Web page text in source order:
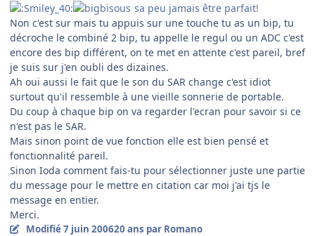
sa peu jamais être parfait!
Non c'est sur mais tu appuis sur une touche tu as un bip, tu
décroche le combiné 2 bip, tu appelle le regul ou un ADC c'est
encore des bip différent, on te met en attente c'est pareil, bref
je suis sur j'en oubli des dizaines.
Ah oui aussi le fait que le son du SAR change c'est idiot
surtout qu'il ressemble à une vieille sonnerie de portable.
Du coup à chaque bip on va regarder l'ecran pour savoir si ce
n'est pas le SAR.
Mais sinon point de vue fonction elle est bien pensé et
fonctionnalité pareil.
Sinon Ioda comment fais-tu pour sélectionner juste une partie
du message pour le mettre en citation car moi j'ai tjs le
message en entier.
Merci.
Modifié7 juin 200620 ans par Romano